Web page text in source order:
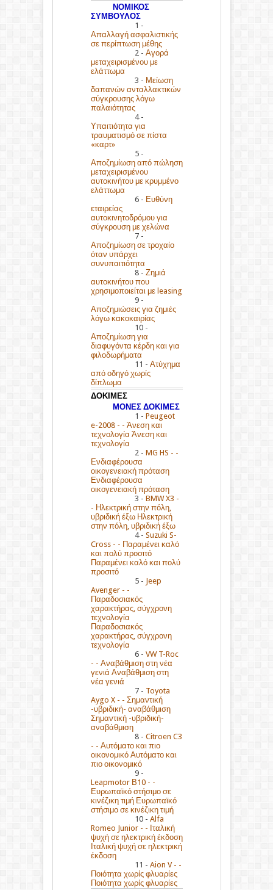
ΝΟΜΙΚΟΣ
ΣΥΜΒΟΥΛΟΣ
1 -
Απαλλαγή ασφαλιστικής
σε περίπτωση μέθης
2 - Αγορά
μεταχειρισμένου με
ελάττωμα
3 - Μείωση
δαπανών ανταλλακτικών
σύγκρουσης λόγω
παλαιότητας
4 -
Υπαιτιότητα για
τραυματισμό σε πίστα
«καρτ»
5 -
Αποζημίωση από πώληση
μεταχειρισμένου
αυτοκινήτου με κρυμμένο
ελάττωμα
6 - Ευθύνη
εταιρείας
αυτοκινητοδρόμου για
σύγκρουση με χελώνα
7 -
Αποζημίωση σε τροχαίο
όταν υπάρχει
συνυπαιτιότητα
8 - Ζημιά
αυτοκινήτου που
χρησιμοποιείται με leasing
9 -
Αποζημιώσεις για ζημιές
λόγω κακοκαιρίας
10 -
Αποζημίωση για
διαφυγόντα κέρδη και για
φιλοδωρήματα
11 - Ατύχημα
από οδηγό χωρίς
δίπλωμα
ΔΟΚΙΜΕΣ
ΜΟΝΕΣ ΔΟΚΙΜΕΣ
1 - Peugeot
e-2008 - - Άνεση και
τεχνολογία Άνεση και
τεχνολογία
2 - MG HS - -
Ενδιαφέρουσα
οικογενειακή πρόταση
Ενδιαφέρουσα
οικογενειακή πρόταση
3 - BMW X3 -
- Ηλεκτρική στην πόλη,
υβριδική έξω Ηλεκτρική
στην πόλη, υβριδική έξω
4 - Suzuki S-
Cross - - Παραμένει καλό
και πολύ προσιτό
Παραμένει καλό και πολύ
προσιτό
5 - Jeep
Avenger - -
Παραδοσιακός
χαρακτήρας, σύγχρονη
τεχνολογία
Παραδοσιακός
χαρακτήρας, σύγχρονη
τεχνολογία
6 - VW T-Roc
- - Αναβάθμιση στη νέα
γενιά Αναβάθμιση στη
νέα γενιά
7 - Toyota
Aygo X - - Σημαντική
-υβριδική- αναβάθμιση
Σημαντική -υβριδική-
αναβάθμιση
8 - Citroen C3
- - Αυτόματο και πιο
οικονομικό Αυτόματο και
πιο οικονομικό
9 -
Leapmotor Β10 - -
Ευρωπαϊκό στήσιμο σε
κινέζικη τιμή Ευρωπαϊκό
στήσιμο σε κινέζικη τιμή
10 - Alfa
Romeo Junior - - Ιταλική
ψυχή σε ηλεκτρική έκδοση
Ιταλική ψυχή σε ηλεκτρική
έκδοση
11 - Aion V - -
Ποιότητα χωρίς φλυαρίες
Ποιότητα χωρίς φλυαρίες